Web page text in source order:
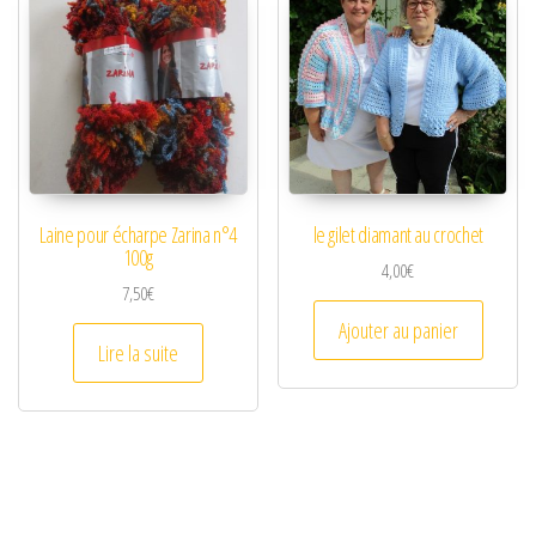
Laine pour écharpe Zarina n°4
100g
7,50€
Lire la suite
le gilet diamant au crochet
4,00€
Ajouter au panier